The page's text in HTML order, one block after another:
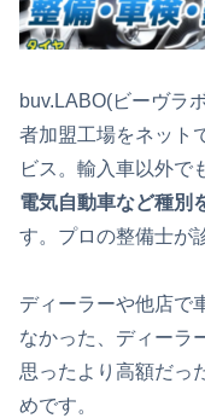
buv.LABO(ビーヴラ
者加盟工場をネット
ビス。輸入車以外で
電気自動車など種別
す。プロの整備士が
ディーラーや他店で
なかった、ディーラ
思ったより高額だっ
めです。